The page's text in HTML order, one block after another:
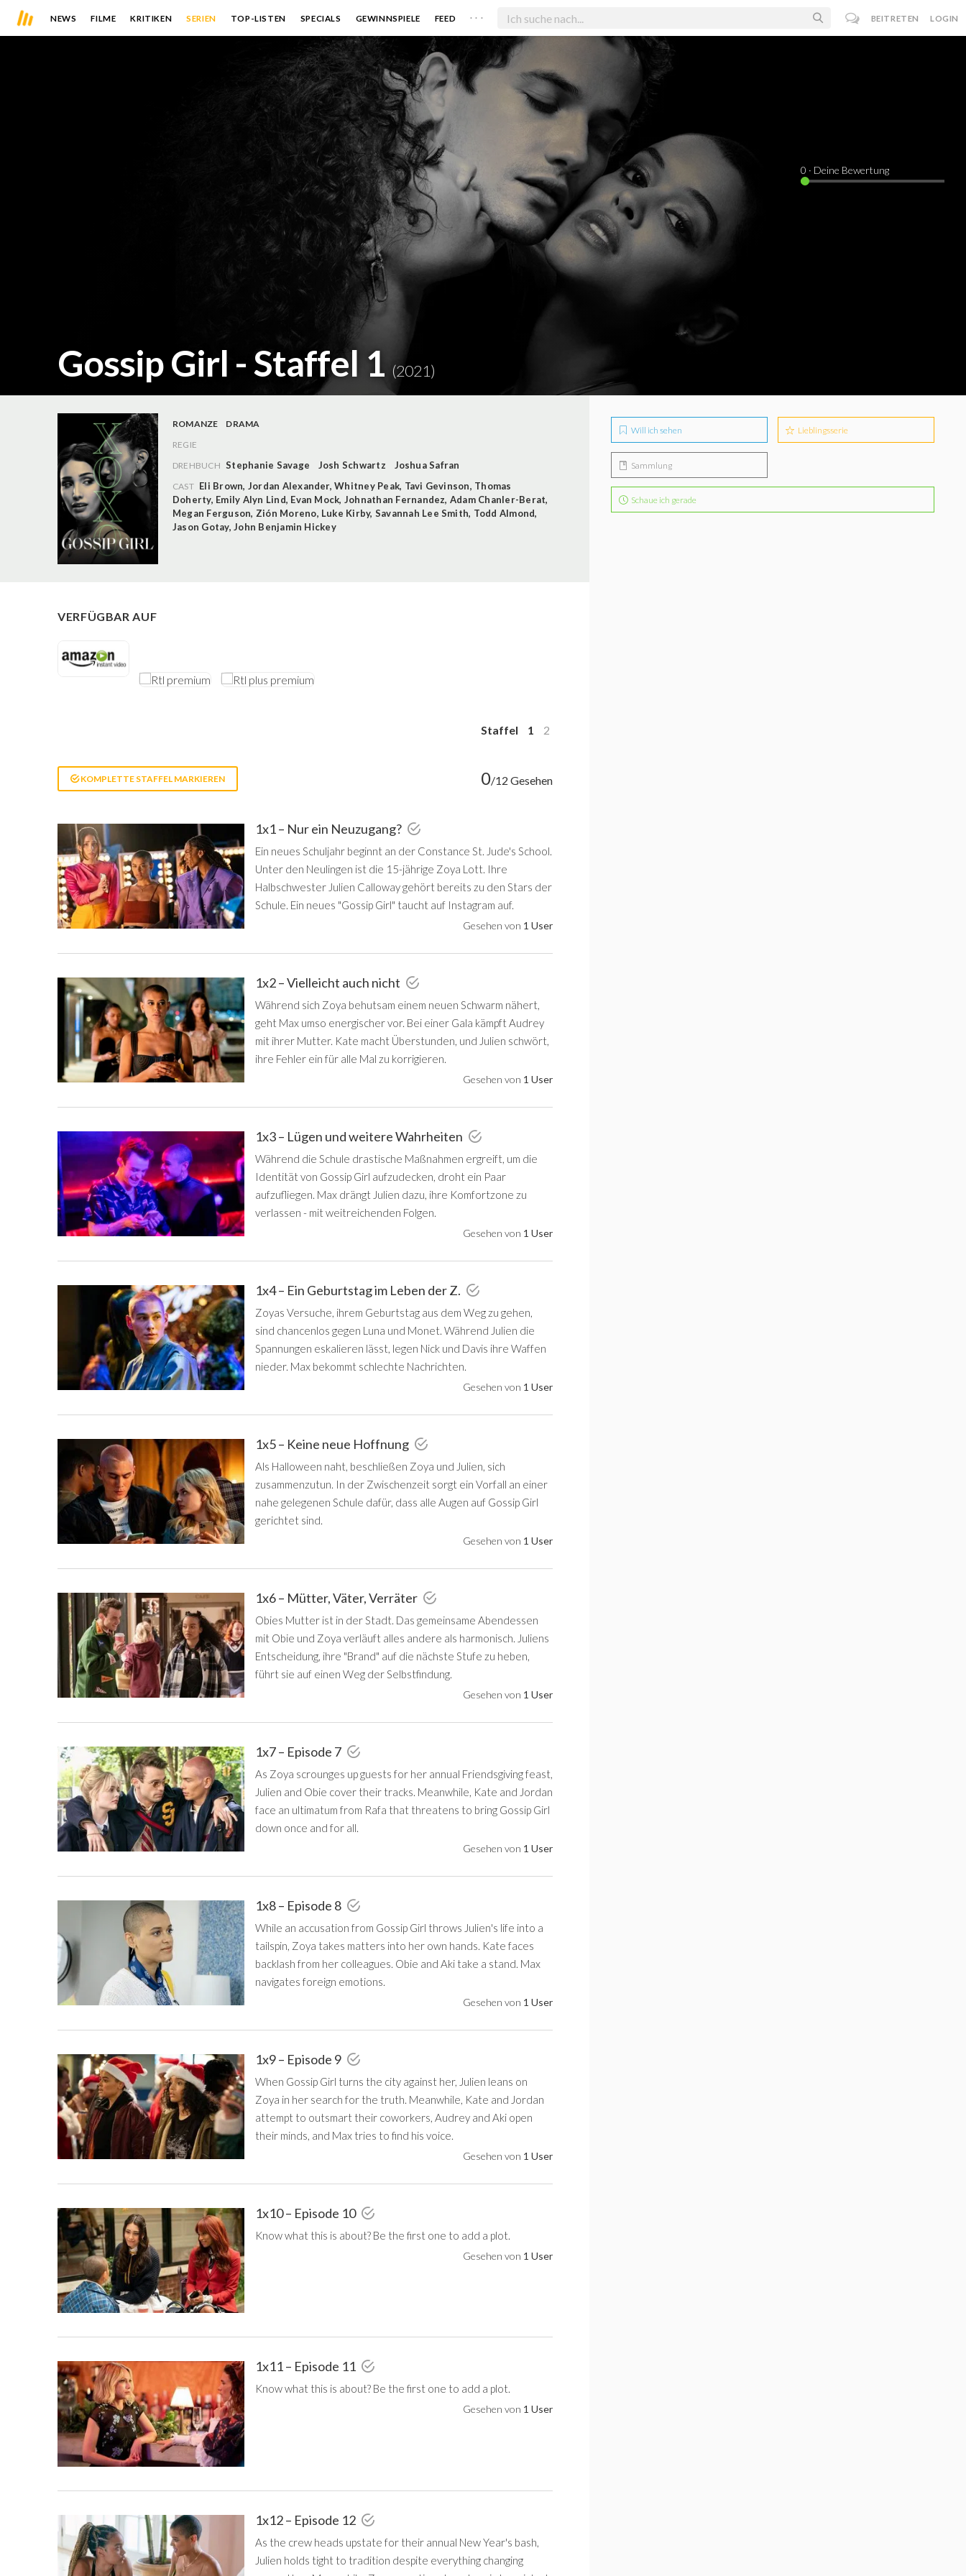
NEWS FILME KRITIKEN SERIEN TOP-LISTEN SPECIALS GEWINNSPIELE FEED . . . BEITRETEN LOGIN
Gossip Girl - Staffel 1 (2021)
0 · Deine Bewertung
ROMANZE
DRAMA
REGIE
DREHBUCH Stephanie Savage Josh Schwartz Joshua Safran
CAST Eli Brown, Jordan Alexander,Whitney Peak, Tavi Gevinson, Thomas
Doherty, Emily Alyn Lind, Evan Mock, Johnathan Fernandez, Adam Chanler-Berat,
Megan Ferguson, Zión Moreno, Luke Kirby, Savannah Lee Smith, Todd Almond,
Jason Gotay,John Benjamin Hickey
VERFÜGBAR AUF
Staffel 1 2
KOMPLETTE STAFFEL MARKIEREN 0/12 Gesehen
1x1 – Nur ein Neuzugang?
Ein neues Schuljahr beginnt an der Constance St. Jude's School.
Unter den Neulingen ist die 15-jährige Zoya Lott. Ihre
Halbschwester Julien Calloway gehört bereits zu den Stars der
Schule. Ein neues "Gossip Girl" taucht auf Instagram auf.
Gesehen von 1 User
1x2 – Vielleicht auch nicht
Während sich Zoya behutsam einem neuen Schwarm nähert,
geht Max umso energischer vor. Bei einer Gala kämpft Audrey
mit ihrer Mutter. Kate macht Überstunden, und Julien schwört,
ihre Fehler ein für alle Mal zu korrigieren.
Gesehen von 1 User
1x3 – Lügen und weitere Wahrheiten
Während die Schule drastische Maßnahmen ergreift, um die
Identität von Gossip Girl aufzudecken, droht ein Paar
aufzufliegen. Max drängt Julien dazu, ihre Komfortzone zu
verlassen - mit weitreichenden Folgen.
Gesehen von 1 User
1x4 – Ein Geburtstag im Leben der Z.
Zoyas Versuche, ihrem Geburtstag aus dem Weg zu gehen,
sind chancenlos gegen Luna und Monet. Während Julien die
Spannungen eskalieren lässt, legen Nick und Davis ihre Waffen
nieder. Max bekommt schlechte Nachrichten.
Gesehen von 1 User
1x5 – Keine neue Hoffnung
Als Halloween naht, beschließen Zoya und Julien, sich
zusammenzutun. In der Zwischenzeit sorgt ein Vorfall an einer
nahe gelegenen Schule dafür, dass alle Augen auf Gossip Girl
gerichtet sind.
Gesehen von 1 User
1x6 – Mütter, Väter, Verräter
Obies Mutter ist in der Stadt. Das gemeinsame Abendessen
mit Obie und Zoya verläuft alles andere als harmonisch. Juliens
Entscheidung, ihre "Brand" auf die nächste Stufe zu heben,
führt sie auf einen Weg der Selbstfindung.
Gesehen von 1 User
1x7 – Episode 7
As Zoya scrounges up guests for her annual Friendsgiving feast,
Julien and Obie cover their tracks. Meanwhile, Kate and Jordan
face an ultimatum from Rafa that threatens to bring Gossip Girl
down once and for all.
Gesehen von 1 User
1x8 – Episode 8
While an accusation from Gossip Girl throws Julien's life into a
tailspin, Zoya takes matters into her own hands. Kate faces
backlash from her colleagues. Obie and Aki take a stand. Max
navigates foreign emotions.
Gesehen von 1 User
1x9 – Episode 9
When Gossip Girl turns the city against her, Julien leans on
Zoya in her search for the truth. Meanwhile, Kate and Jordan
attempt to outsmart their coworkers, Audrey and Aki open
their minds, and Max tries to find his voice.
Gesehen von 1 User
1x10 – Episode 10
Know what this is about? Be the first one to add a plot.
Gesehen von 1 User
1x11 – Episode 11
Know what this is about? Be the first one to add a plot.
Gesehen von 1 User
1x12 – Episode 12
As the crew heads upstate for their annual New Year's bash,
Julien holds tight to tradition despite everything changing
Will ich sehen Lieblingsserie
Sammlung
Schaue ich gerade